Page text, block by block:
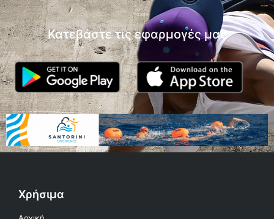
Κατεβάστε τις εφαρμογές μας
Χρήσιμα